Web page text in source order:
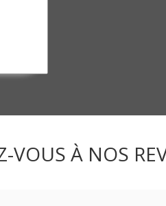
VOUS À NOS